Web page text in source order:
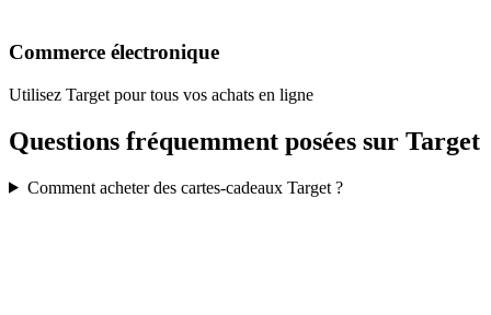
Commerce électronique
Utilisez Target pour tous vos achats en ligne
Questions fréquemment posées sur Target
Comment acheter des cartes-cadeaux Target ?